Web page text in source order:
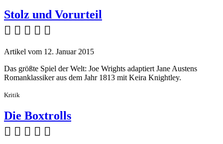
Stolz und Vorurteil
    
Artikel vom 12. Januar 2015
Das größte Spiel der Welt: Joe Wrights adaptiert Jane Austens
Romanklassiker aus dem Jahr 1813 mit Keira Knightley.
Kritik
Die Boxtrolls
    